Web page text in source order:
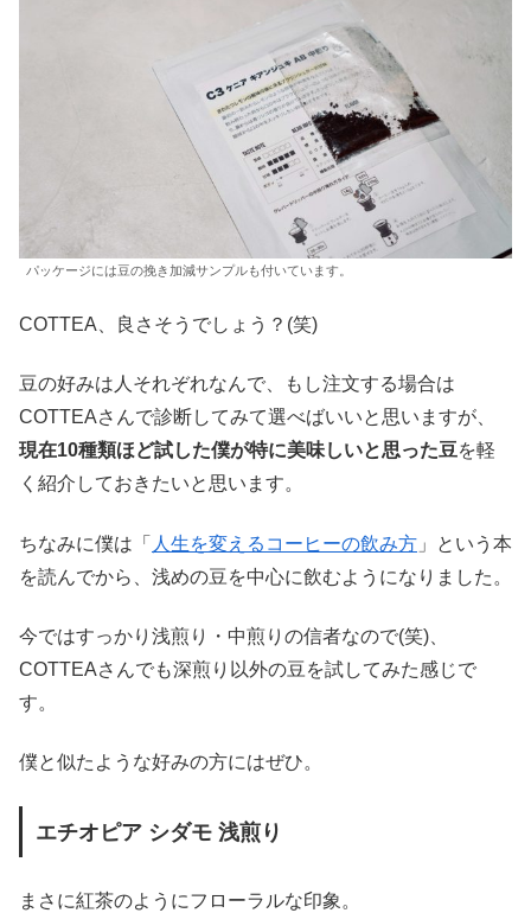
パッケージには豆の挽き加減サンプルも付いています。
COTTEA、良さそうでしょう？(笑)
豆の好みは人それぞれなんで、もし注文する場合は
COTTEAさんで診断してみて選べばいいと思いますが、
現在10種類ほど試した僕が特に美味しいと思った豆を軽
く紹介しておきたいと思います。
ちなみに僕は「 人生を変えるコーヒーの飲み方 」という本
を読んでから、浅めの豆を中心に飲むようになりました。
今ではすっかり浅煎り・中煎りの信者なので(笑)、
COTTEAさんでも深煎り以外の豆を試してみた感じで
す。
僕と似たような好みの方にはぜひ。
エチオピア シダモ 浅煎り
まさに紅茶のようにフローラルな印象。